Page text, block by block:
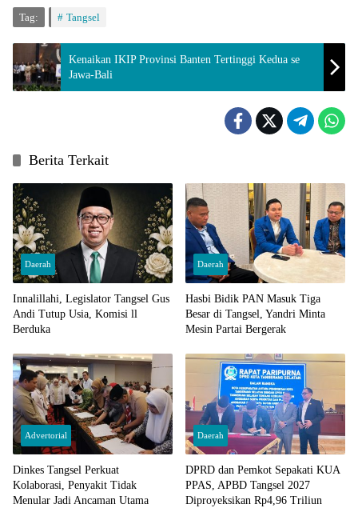
Tag: Tangsel
Kenaikan IKIP Provinsi Banten Tertinggi Kedua se
Jawa-Bali
Berita Terkait
Daerah
Innalillahi, Legislator Tangsel Gus
Andi Tutup Usia, Komisi ll
Berduka
Daerah
Hasbi Bidik PAN Masuk Tiga
Besar di Tangsel, Yandri Minta
Mesin Partai Bergerak
Advertorial
Dinkes Tangsel Perkuat
Kolaborasi, Penyakit Tidak
Menular Jadi Ancaman Utama
Daerah
DPRD dan Pemkot Sepakati KUA
PPAS, APBD Tangsel 2027
Diproyeksikan Rp4,96 Triliun